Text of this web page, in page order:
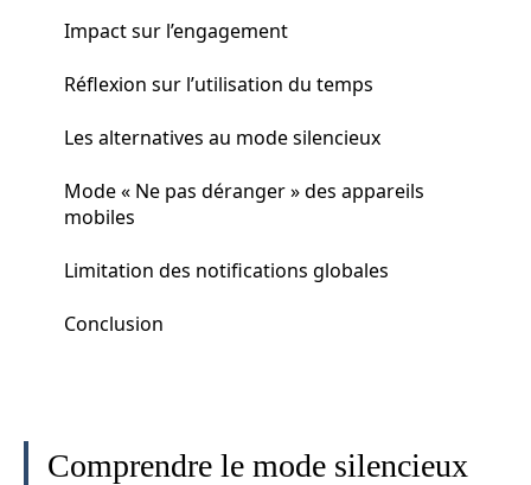
Impact sur l’engagement
Réflexion sur l’utilisation du temps
Les alternatives au mode silencieux
Mode « Ne pas déranger » des appareils
mobiles
Limitation des notifications globales
Conclusion
Comprendre le mode silencieux